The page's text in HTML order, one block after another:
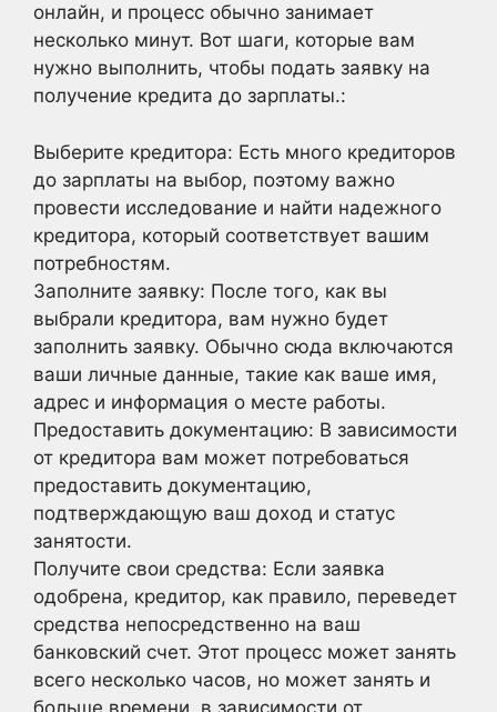
онлайн, и процесс обычно занимает
несколько минут. Вот шаги, которые вам
нужно выполнить, чтобы подать заявку на
получение кредита до зарплаты.:
Выберите кредитора: Есть много кредиторов
до зарплаты на выбор, поэтому важно
провести исследование и найти надежного
кредитора, который соответствует вашим
потребностям.
Заполните заявку: После того, как вы
выбрали кредитора, вам нужно будет
заполнить заявку. Обычно сюда включаются
ваши личные данные, такие как ваше имя,
адрес и информация о месте работы.
Предоставить документацию: В зависимости
от кредитора вам может потребоваться
предоставить документацию,
подтверждающую ваш доход и статус
занятости.
Получите свои средства: Если заявка
одобрена, кредитор, как правило, переведет
средства непосредственно на ваш
банковский счет. Этот процесс может занять
всего несколько часов, но может занять и
больше времени, в зависимости от